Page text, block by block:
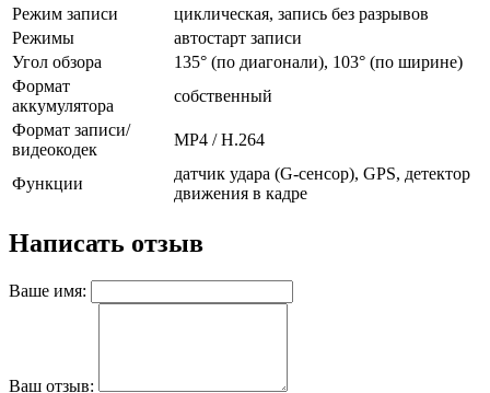
Режим записи
циклическая, запись без разрывов
Режимы
автостарт записи
Угол обзора
135° (по диагонали), 103° (по ширине)
Формат
аккумулятора
собственный
Формат записи/
видеокодек
MP4 / H.264
Функции
датчик удара (G-сенсор), GPS, детектор
движения в кадре
Написать отзыв
Ваше имя:
Ваш отзыв: